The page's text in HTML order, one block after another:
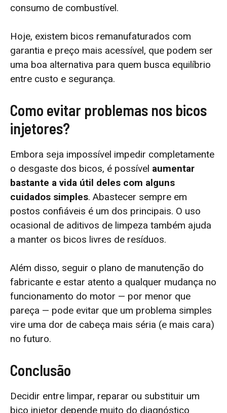
consumo de combustível.
Hoje, existem bicos remanufaturados com
garantia e preço mais acessível, que podem ser
uma boa alternativa para quem busca equilíbrio
entre custo e segurança.
Como evitar problemas nos bicos
injetores?
Embora seja impossível impedir completamente
o desgaste dos bicos, é possível aumentar
bastante a vida útil deles com alguns
cuidados simples. Abastecer sempre em
postos confiáveis é um dos principais. O uso
ocasional de aditivos de limpeza também ajuda
a manter os bicos livres de resíduos.
Além disso, seguir o plano de manutenção do
fabricante e estar atento a qualquer mudança no
funcionamento do motor — por menor que
pareça — pode evitar que um problema simples
vire uma dor de cabeça mais séria (e mais cara)
no futuro.
Conclusão
Decidir entre limpar, reparar ou substituir um
bico injetor depende muito do diagnóstico